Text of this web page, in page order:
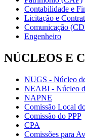
Contabilidade e
Licitação e
Comunicação
Engenheiro
NÚCLEOS E
NUGS - Núcleo
NEABI - Núcleo
NAPNE
Comissão Local
Comissão do PPP
CPA
Comissões para